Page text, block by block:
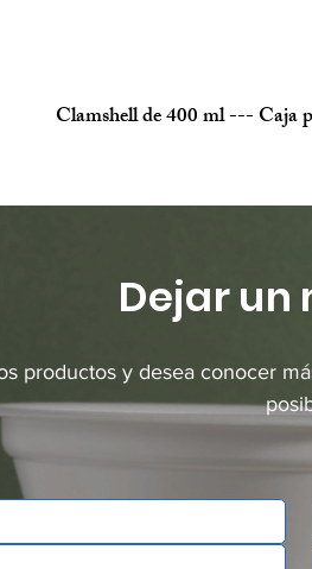
Clamshell de 400 ml --- Caja
Dejar un
productos y desea conocer